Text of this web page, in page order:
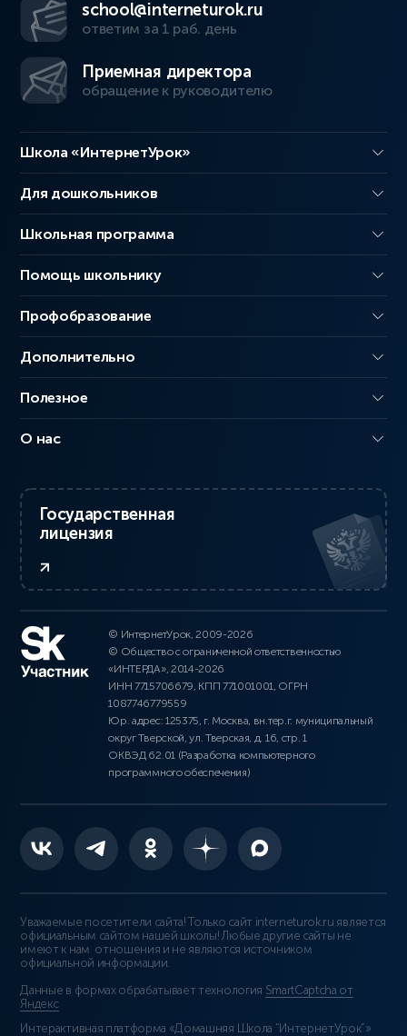
school@interneturok.ru
ответим за 1 раб. день
Приемная директора
обращение к руководителю
Школа «ИнтернетУрок»
Для дошкольников
Школьная программа
Помощь школьнику
Профобразование
Дополнительно
Полезное
О нас
Государственная
лицензия
© ИнтернетУрок, 2009-2026
© Общество с ограниченной ответственностью
«ИНТЕРДА», 2014-2026
ИНН 7715706679, КПП 771001001, ОГРН
1087746779559
Юр. адрес: 125375, г. Москва, вн.тер.г. муниципальный
округ Тверской, ул. Тверская, д. 16, стр. 1
ОКВЭД 62.01 (Разработка компьютерного
программного обеспечения)
Уважаемые посетители сайта! Только сайт interneturok.ru является
официальным сайтом нашей школы! Любые другие сайты не
имеют к нам отношения и не являются источником
официальной информации.
Данные в формах обрабатывает технология SmartCaptcha от
Яндекс
Интерактивная платформа «Домашняя Школа “ИнтернетУрок”»